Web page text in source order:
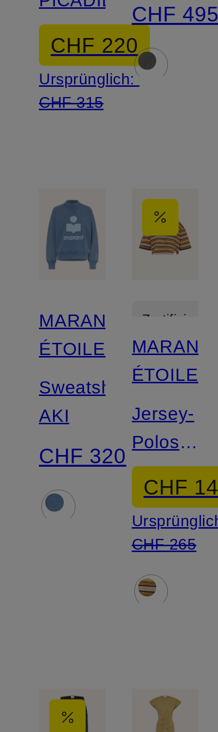
CHF 220
Ursprünglich:
CHF 315
CHF
MARANT
ÉTOILE
Sweatshirt
AKI
CHF 320
Zertifiziert
MARANT
ÉTOILE
Jersey-
Poloshirt
ISALYNE
CHF
CHF 265